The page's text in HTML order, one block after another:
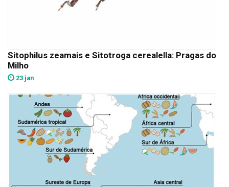
Sitophilus zeamais e Sitotroga cerealella: Pragas do
Milho
23 jan